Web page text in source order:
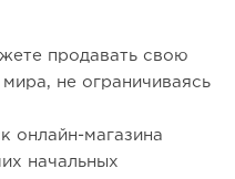
продавать свою
не ограничиваясь
онлайн-магазина
начальных